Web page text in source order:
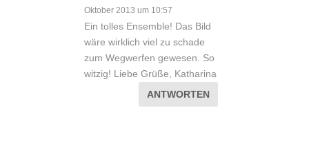
Oktober 2013 um 10:57
Ein tolles Ensemble! Das Bild
wäre wirklich viel zu schade
zum Wegwerfen gewesen. So
witzig! Liebe Grüße, Katharina
ANTWORTEN